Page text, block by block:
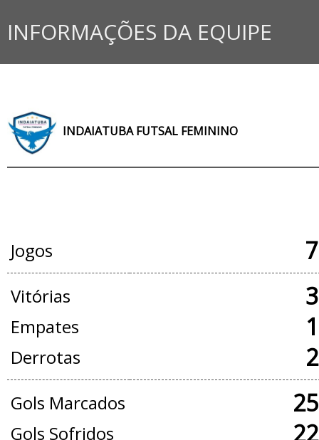
INFORMAÇÕES DA EQUIPE
INDAIATUBA FUTSAL FEMININO
Jogos
Vitórias
Empates
Derrotas
Gols Marcados
Gols Sofridos